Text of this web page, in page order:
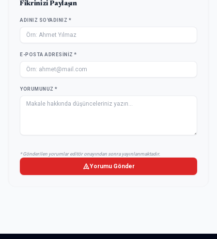
Fikrinizi Paylaşın
ADINIZ SOYADINIZ *
E-POSTA ADRESINIZ *
YORUMUNUZ *
* Gönderilen yorumlar editör onayından sonra yayınlanmaktadır.
Yorumu Gönder